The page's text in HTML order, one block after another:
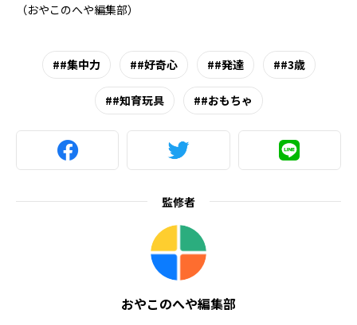
（おやこのへや編集部）
#集中力 #好奇心 #発達 #3歳
#知育玩具 #おもちゃ
監修者
おやこのへや編集部